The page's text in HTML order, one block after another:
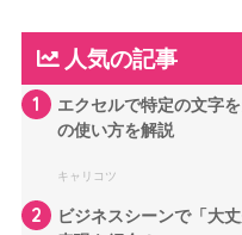
人気の記事
1
エクセルで特定の文字
の使い方を解説
キャリコツ
2
ビジネスシーンで「大